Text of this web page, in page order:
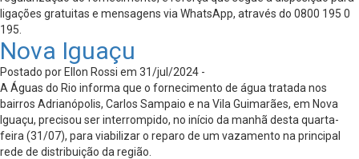
ligações gratuitas e mensagens via WhatsApp, através do 0800 195 0
195.
Nova Iguaçu
Postado por Ellon Rossi em 31/jul/2024 -
A Águas do Rio informa que o fornecimento de água tratada nos
bairros Adrianópolis, Carlos Sampaio e na Vila Guimarães, em Nova
Iguaçu, precisou ser interrompido, no início da manhã desta quarta-
feira (31/07), para viabilizar o reparo de um vazamento na principal
rede de distribuição da região.